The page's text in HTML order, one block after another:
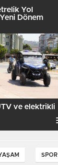
Yol
Dönem
ve elektrikli
SPOR